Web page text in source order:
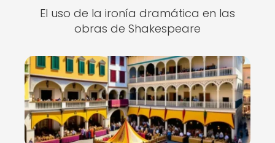
El uso de la ironía dramática en las
obras de Shakespeare